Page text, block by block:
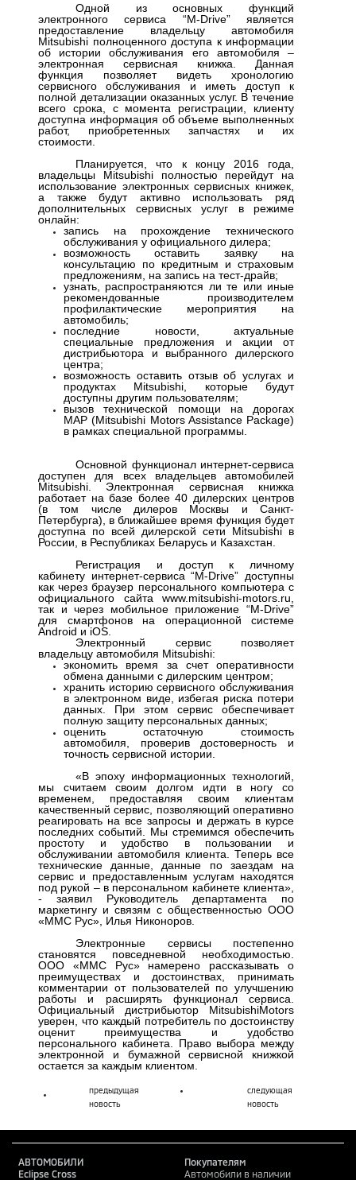
Одной из основных функций
электронного сервиса “M-Drive” является
предоставление владельцу автомобиля
Mitsubishi полноценного доступа к информации
об истории обслуживания его автомобиля –
электронная сервисная книжка. Данная
функция позволяет видеть хронологию
сервисного обслуживания и иметь доступ к
полной детализации оказанных услуг. В течение
всего срока, с момента регистрации, клиенту
доступна информация об объеме выполненных
работ, приобретенных запчастях и их
стоимости.
Планируется, что к концу 2016 года,
владельцы Mitsubishi полностью перейдут на
использование электронных сервисных книжек,
а также будут активно использовать ряд
дополнительных сервисных услуг в режиме
онлайн:
запись на прохождение технического
обслуживания у официального дилера;
возможность оставить заявку на
консультацию по кредитным и страховым
предложениям, на запись на тест-драйв;
узнать, распространяются ли те или иные
рекомендованные производителем
профилактические мероприятия на
автомобиль;
последние новости, актуальные
специальные предложения и акции от
дистрибьютора и выбранного дилерского
центра;
возможность оставить отзыв об услугах и
продуктах Mitsubishi, которые будут
доступны другим пользователям;
вызов технической помощи на дорогах
MAP (Mitsubishi Motors Assistance Package)
в рамках специальной программы.
Основной функционал интернет-сервиса
доступен для всех владельцев автомобилей
Mitsubishi. Электронная сервисная книжка
работает на базе более 40 дилерских центров
(в том числе дилеров Москвы и Санкт-
Петербурга), в ближайшее время функция будет
доступна по всей дилерской сети Mitsubishi в
России, в Республиках Беларусь и Казахстан.
Регистрация и доступ к личному
кабинету интернет-сервиса “M-Drive” доступны
как через браузер персонального компьютера с
официального сайта www.mitsubishi-motors.ru,
так и через мобильное приложение “M-Drive”
для смартфонов на операционной системе
Android и iOS.
Электронный сервис позволяет
владельцу автомобиля Mitsubishi:
экономить время за счет оперативности
обмена данными с дилерским центром;
хранить историю сервисного обслуживания
в электронном виде, избегая риска потери
данных. При этом сервис обеспечивает
полную защиту персональных данных;
оценить остаточную стоимость
автомобиля, проверив достоверность и
точность сервисной истории.
«В эпоху информационных технологий,
мы считаем своим долгом идти в ногу со
временем, предоставляя своим клиентам
качественный сервис, позволяющий оперативно
реагировать на все запросы и держать в курсе
последних событий. Мы стремимся обеспечить
простоту и удобство в пользовании и
обслуживании автомобиля клиента. Теперь все
технические данные, данные по заездам на
сервис и предоставленным услугам находятся
под рукой – в персональном кабинете клиента»,
- заявил Руководитель департамента по
маркетингу и связям с общественностью ООО
«ММС Рус», Илья Никоноров.
Электронные сервисы постепенно
становятся повседневной необходимостью.
ООО «ММС Рус» намерено рассказывать о
преимуществах и достоинствах, принимать
комментарии от пользователей по улучшению
работы и расширять функционал сервиса.
Официальный дистрибьютор MitsubishiMotors
уверен, что каждый потребитель по достоинству
оценит преимущества и удобство
персонального кабинета. Право выбора между
электронной и бумажной сервисной книжкой
остается за каждым клиентом.
предыдущая
новость
следующая
новость
АВТОМОБИЛИ
Eclipse Cross
Покупателям
Автомобили в наличии